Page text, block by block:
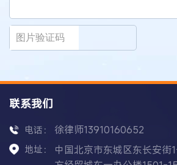
联系我们
电话： 徐律师13910160652
地址：
中国北京市东城区东长安街